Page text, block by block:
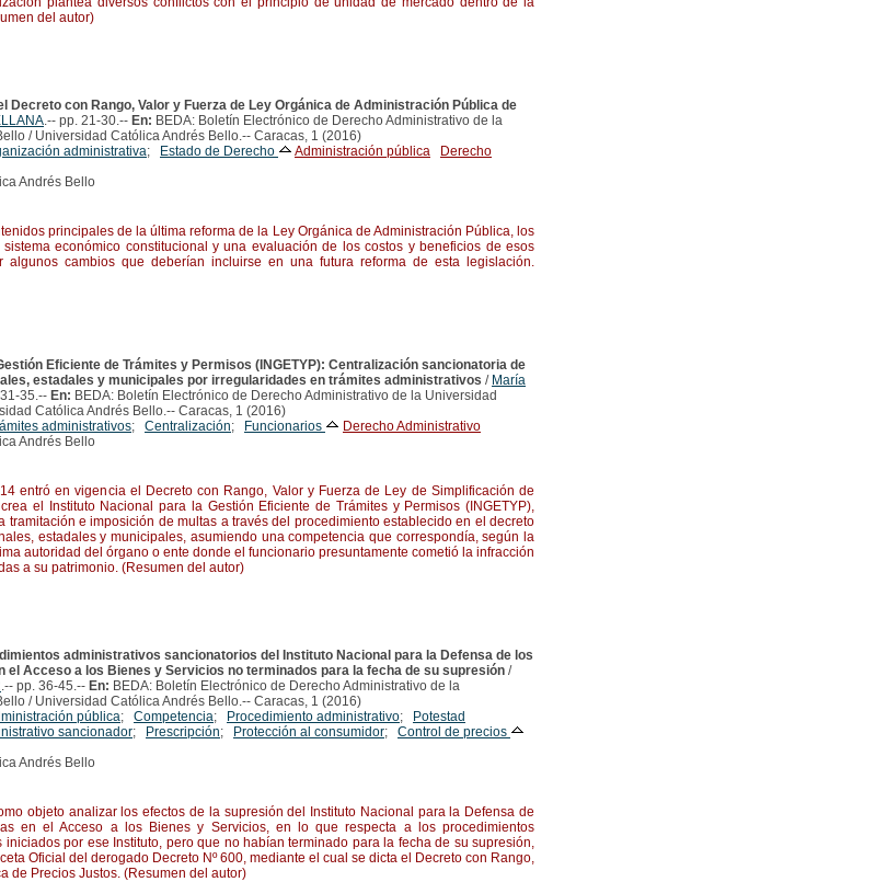
del autor)
Decreto con Rango, Valor y Fuerza de Ley Orgánica de Administración Pública de
.-- pp. 21-30.-- En: BEDA: Boletín Electrónico de Derecho Administrativo de la
/ Universidad Católica Andrés Bello.-- Caracas, 1 (2016)
administrativa; Estado de Derecho Administración pública
Derecho
Andrés Bello
principales de la última reforma de la Ley Orgánica de Administración Pública, los
económico constitucional y una evaluación de los costos y beneficios de esos
algunos cambios que deberían incluirse en una futura reforma de esta legislación.
Eficiente de Trámites y Permisos (INGETYP): Centralización sancionatoria de
estadales y municipales por irregularidades en trámites administrativos / María
35.-- En: BEDA: Boletín Electrónico de Derecho Administrativo de la Universidad
Católica Andrés Bello.-- Caracas, 1 (2016)
administrativos; Centralización; Funcionarios
Derecho Administrativo
Andrés Bello
entró en vigencia el Decreto con Rango, Valor y Fuerza de Ley de Simplificación de
el Instituto Nacional para la Gestión Eficiente de Trámites y Permisos (INGETYP),
tramitación e imposición de multas a través del procedimiento establecido en el decreto
estadales y municipales, asumiendo una competencia que correspondía, según la
autoridad del órgano o ente donde el funcionario presuntamente cometió la infracción
a su patrimonio. (Resumen del autor)
administrativos sancionatorios del Instituto Nacional para la Defensa de los
el Acceso a los Bienes y Servicios no terminados para la fecha de su supresión /
.-- pp. 36-45.-- En: BEDA: Boletín Electrónico de Derecho Administrativo de la
/ Universidad Católica Andrés Bello.-- Caracas, 1 (2016)
pública; Competencia; Procedimiento administrativo;
Potestad
sancionador; Prescripción; Protección al consumidor; Control de precios
Andrés Bello
objeto analizar los efectos de la supresión del Instituto Nacional para la Defensa de
en el Acceso a los Bienes y Servicios, en lo que respecta a los procedimientos
iniciados por ese Instituto, pero que no habían terminado para la fecha de su supresión,
Oficial del derogado Decreto Nº 600, mediante el cual se dicta el Decreto con Rango,
de Precios Justos. (Resumen del autor)